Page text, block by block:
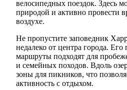
велосипедных поездок. Здесь
природой и активно провести
воздухе.
Не пропустите заповедник
недалеко от центра города.
маршруты подходят для
и семейных походов. Вдоль
зоны для пикников, что
активность с отдыхом.